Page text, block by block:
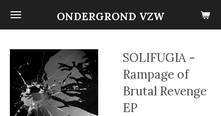
Ga
de
hoofdinhoud
ONDERGROND VZW
SOLIFUGIA -
Rampage of
Brutal Revenge
EP